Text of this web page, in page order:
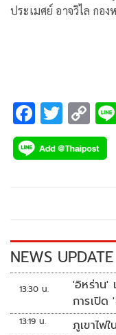
ประเมศย์ อาจวิไล กอ
หวังประเดิมเก็บ 3 คะ
F
ac
e
k
T
wi
tt
C
o
p
k
NEWS UPDATE
13:30 น.
'อิหร่าน'
การเปิด
อยู่กับสห
13:19 น. ภูเขาไฟ